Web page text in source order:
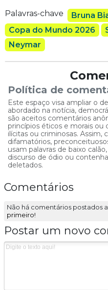
Palavras-chave
Bruna
Copa do Mundo 2026
Neymar
Política de
Este espaço visa ampliar o
abordado na notícia,
são aceitos comentários
princípios éticos e morais
ilícitas ou criminosas. Assim,
difamatórios,
usam palavras de baixo
discurso de ódio ou
deletados.
Comentários
Não há comentários postados
primeiro!
Postar um novo